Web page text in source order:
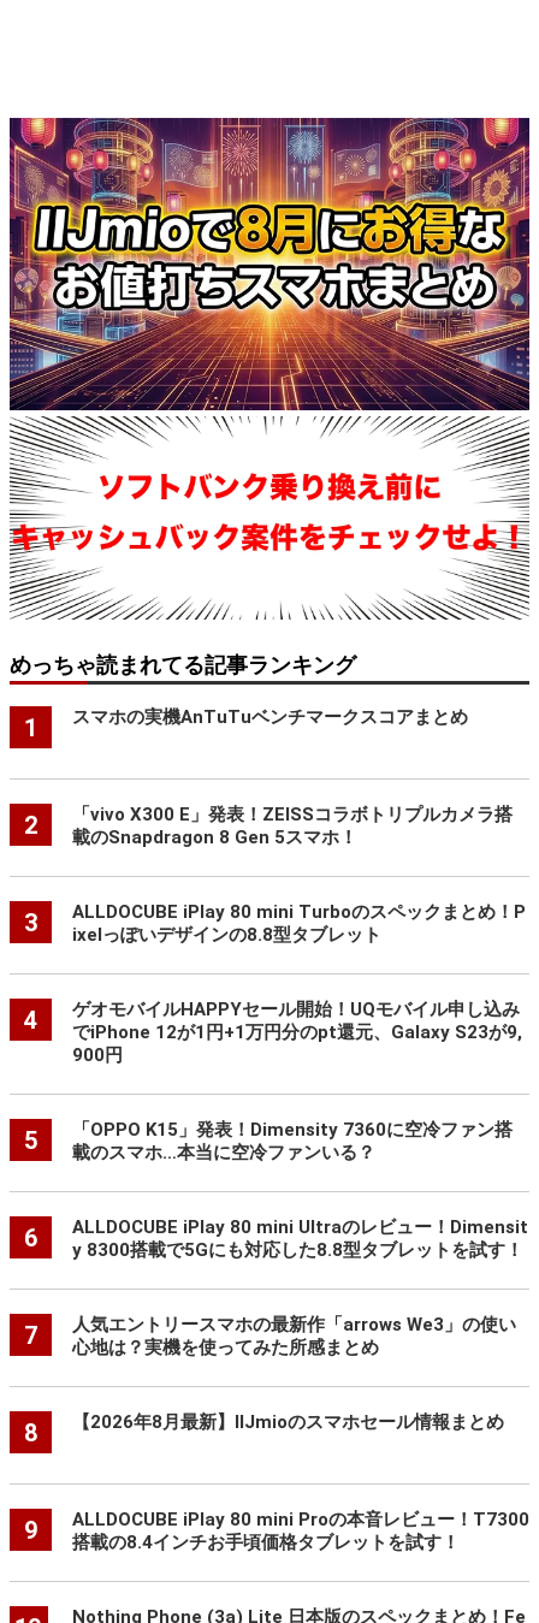
めっちゃ読まれてる記事ランキング
1 スマホの実機AnTuTuベンチマークスコアまとめ
2
「vivo X300 E」発表！ZEISSコラボトリプルカメラ搭
載のSnapdragon 8 Gen 5スマホ！
3
ALLDOCUBE iPlay 80 mini Turboのスペックまとめ！P
ixelっぽいデザインの8.8型タブレット
4
ゲオモバイルHAPPYセール開始！UQモバイル申し込み
でiPhone 12が1円+1万円分のpt還元、Galaxy S23が9,
900円
5
「OPPO K15」発表！Dimensity 7360に空冷ファン搭
載のスマホ…本当に空冷ファンいる？
6
ALLDOCUBE iPlay 80 mini Ultraのレビュー！Dimensit
y 8300搭載で5Gにも対応した8.8型タブレットを試す！
7
人気エントリースマホの最新作「arrows We3」の使い
心地は？実機を使ってみた所感まとめ
8 【2026年8月最新】IIJmioのスマホセール情報まとめ
9
ALLDOCUBE iPlay 80 mini Proの本音レビュー！T7300
搭載の8.4インチお手頃価格タブレットを試す！
Nothing Phone (3a) Lite 日本版のスペックまとめ！Fe